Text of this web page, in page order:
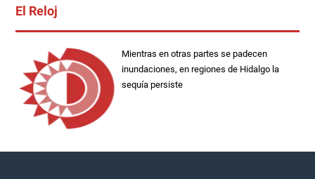
El Reloj
Mientras en otras partes se padecen
inundaciones, en regiones de Hidalgo la
sequía persiste